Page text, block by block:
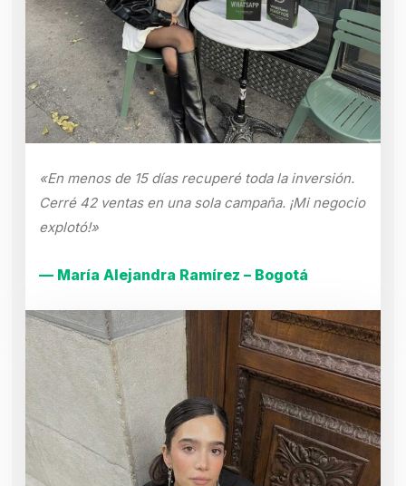
«En menos de 15 días recuperé toda la inversión.
Cerré 42 ventas en una sola campaña. ¡Mi negocio
explotó!»
— María Alejandra Ramírez – Bogotá